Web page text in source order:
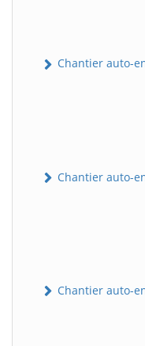
Chantier auto-
Chantier auto-
Chantier auto-